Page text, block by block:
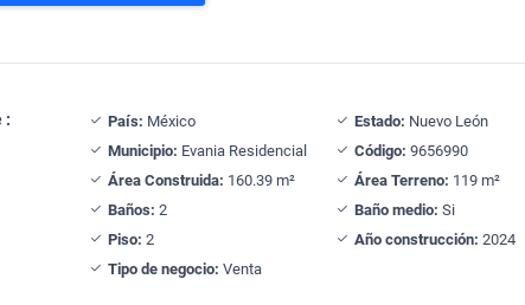
: País: México Estado: Nuevo León
Municipio: Evania Residencial Código: 9656990
Área Construida: 160.39 m² Área Terreno: 119 m²
Baños: 2 Baño medio: Si
Piso: 2 Año construcción: 2024
Tipo de negocio: Venta